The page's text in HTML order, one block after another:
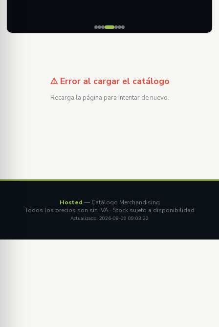
⚠️ Error al cargar el catálogo
Recarga la página para intentar de nuevo.
Hosted — Catálogo Merchandising
Todos los precios son sin IVA · Stock sujeto a disponibilidad
Actualizado: 2026-08-09 09:03:22